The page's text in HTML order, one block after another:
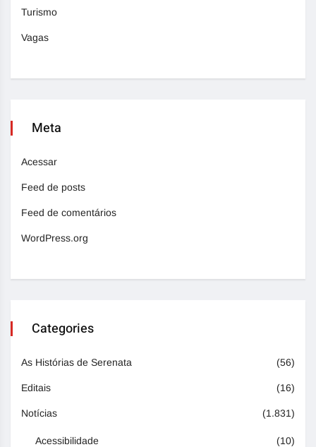
Turismo
Vagas
Meta
Acessar
Feed de posts
Feed de comentários
WordPress.org
Categories
As Histórias de Serenata (56)
Editais (16)
Notícias (1.831)
Acessibilidade (10)